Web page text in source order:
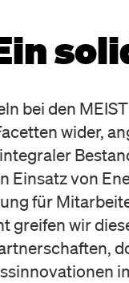
bei den
wider,
Einsatz von
für
greifen wir